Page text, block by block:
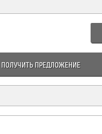
ПОЛУЧИТЬ ПРЕДЛОЖЕНИЕ